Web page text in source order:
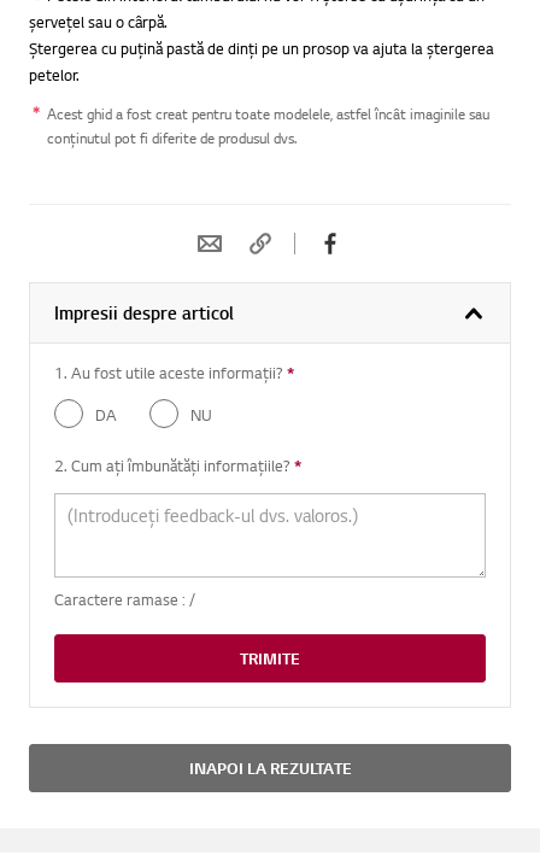
șervețel sau o cârpă.
Ștergerea cu puțină pastă de dinți pe un prosop va ajuta la ștergerea
petelor.
Acest ghid a fost creat pentru toate modelele, astfel încât imaginile sau
conținutul pot fi diferite de produsul dvs.
Impresii despre articol
1. Au fost utile aceste informații? *
DA
NU
2. Cum ați îmbunătăți informațiile? *
Caractere ramase : /
TRIMITE
INAPOI LA REZULTATE